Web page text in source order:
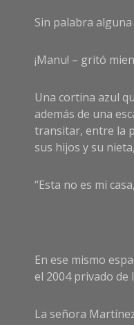
Sin palabra
¡Manu! – gritó
Una cortina azul
además de una
transitar, entre la
sus hijos y su
“Esta no es mi
En ese mismo
el 2004 privado
La señora